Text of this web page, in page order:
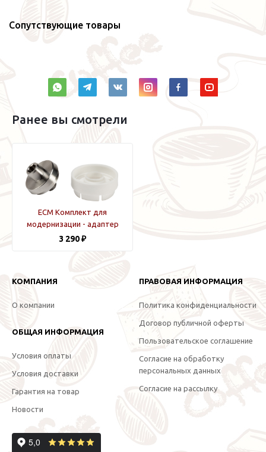
Сопутствующие товары
Ранее вы смотрели
ECM Комплект для
модернизации - адаптер
для резервуара для воды
3 290 ₽
КОМПАНИЯ
О компании
ОБЩАЯ ИНФОРМАЦИЯ
Условия оплаты
Условия доставки
Гарантия на товар
Новости
ПРАВОВАЯ ИНФОРМАЦИЯ
Политика конфиденциальности
Договор публичной оферты
Пользовательское соглашение
Согласие на обработку
персональных данных
Согласие на рассылку